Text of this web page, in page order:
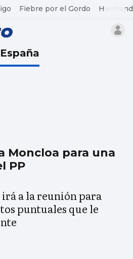
Fiebre por el Gordo
España
Moncloa para una
PP
a la reunión para
puntuales que le